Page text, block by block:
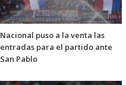
Nacional puso a la venta las
entradas para el partido ante
San Pablo